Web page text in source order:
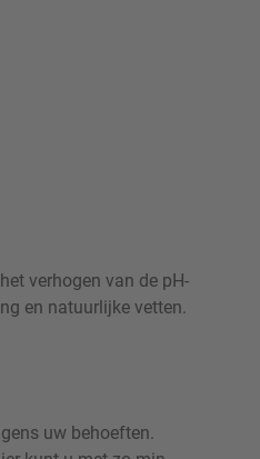
verhogen van de pH-
en natuurlijke vetten.
uw behoeften.